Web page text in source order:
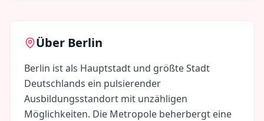
Über Berlin
Berlin ist als Hauptstadt und größte Stadt
Deutschlands ein pulsierender
Ausbildungsstandort mit unzähligen
Möglichkeiten. Die Metropole beherbergt eine